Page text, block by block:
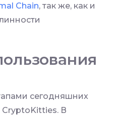
Chain, так же, как и
сегодняшних
CryptoKitties. В